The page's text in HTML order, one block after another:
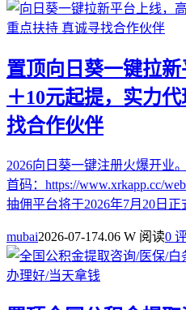
置顶向日葵一键拉
＋10元起提，实力
找合作伙伴
2026向日葵一键注册火爆开业
首码：https://www.xrkapp.cc/
抽佣平台将于2026年7月20日正
mubai2026-07-174.06 W 阅读0